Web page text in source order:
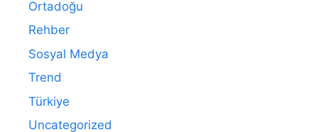
Ortadoğu
Rehber
Sosyal Medya
Trend
Türkiye
Uncategorized